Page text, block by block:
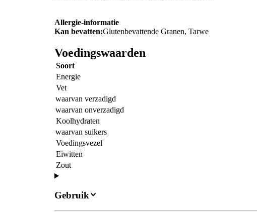
Allergie-informatie
Kan bevatten:Glutenbevattende Granen, Tarwe
Voedingswaarden
Soort
Energie
Vet
waarvan verzadigd
waarvan onverzadigd
Koolhydraten
waarvan suikers
Voedingsvezel
Eiwitten
Zout
Gebruik